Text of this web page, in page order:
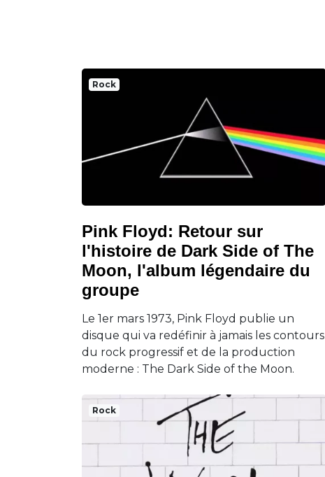
Rock
Pink Floyd: Retour sur
l'histoire de Dark Side of The
Moon, l'album légendaire du
groupe
Le 1er mars 1973, Pink Floyd publie un
disque qui va redéfinir à jamais les contours
du rock progressif et de la production
moderne : The Dark Side of the Moon.
Rock